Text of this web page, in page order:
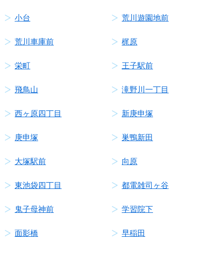
小台 荒川遊園地前
荒川車庫前 梶原
栄町 王子駅前
飛鳥山 滝野川一丁目
西ヶ原四丁目 新庚申塚
庚申塚 巣鴨新田
大塚駅前 向原
東池袋四丁目 都電雑司ヶ谷
鬼子母神前 学習院下
面影橋 早稲田